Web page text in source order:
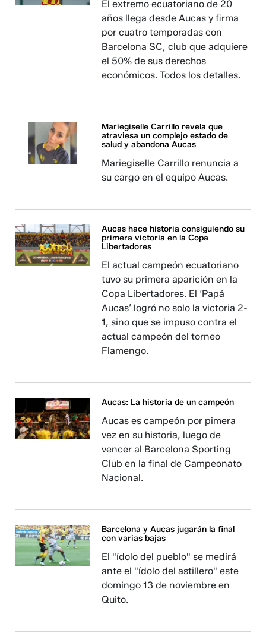
El extremo ecuatoriano de 20
años llega desde Aucas y firma
por cuatro temporadas con
Barcelona SC, club que adquiere
el 50% de sus derechos
económicos. Todos los detalles.
Mariegiselle Carrillo revela que
atraviesa un complejo estado de
salud y abandona Aucas
Mariegiselle Carrillo renuncia a
su cargo en el equipo Aucas.
Aucas hace historia consiguiendo su
primera victoria en la Copa
Libertadores
El actual campeón ecuatoriano
tuvo su primera aparición en la
Copa Libertadores. El ‘Papá
Aucas’ logró no solo la victoria 2-
1, sino que se impuso contra el
actual campeón del torneo
Flamengo.
Aucas: La historia de un campeón
Aucas es campeón por pimera
vez en su historia, luego de
vencer al Barcelona Sporting
Club en la final de Campeonato
Nacional.
Barcelona y Aucas jugarán la final
con varias bajas
El "ídolo del pueblo" se medirá
ante el "ídolo del astillero" este
domingo 13 de noviembre en
Quito.